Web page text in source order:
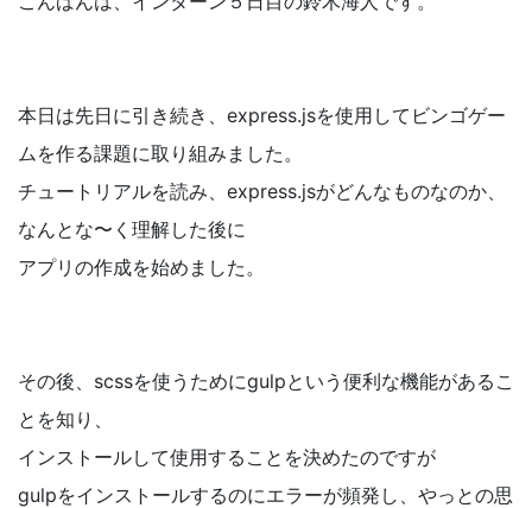
本日は先日に引き続き、express.jsを使用してビンゴゲー
ムを作る課題に取り組みました。
チュートリアルを読み、 express.jsがどんなものなのか、
なんとな〜く理解した後に
アプリの作成を始めました。
その後、scssを使うためにgulpという便利な機能があるこ
とを知り、
インストールして使用することを決めたのですが
gulpをインストールするのにエラーが頻発し、やっとの思